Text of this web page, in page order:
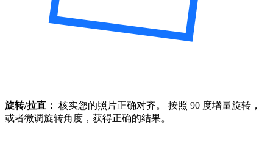
旋转/拉直： 核实您的照片正确对齐。 按照 90 度增量旋转，
或者微调旋转角度，获得正确的结果。